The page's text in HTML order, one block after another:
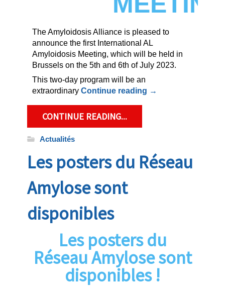
The Amyloidosis Alliance is pleased to
announce the first International AL
Amyloidosis Meeting, which will be held in
Brussels on the 5th and 6th of July 2023.
This two-day program will be an
extraordinary Continue reading →
CONTINUE READING...
Actualités
Les posters du Réseau
Amylose sont
disponibles
Les posters du
Réseau Amylose sont
disponibles !